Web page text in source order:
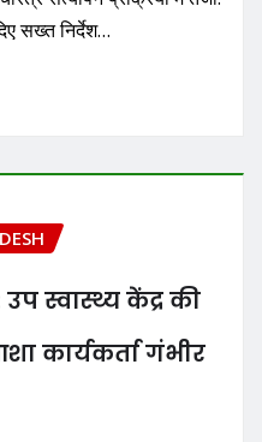
सख्त निर्देश…
स्वास्थ्य केंद्र की
कार्यकर्ता गंभीर